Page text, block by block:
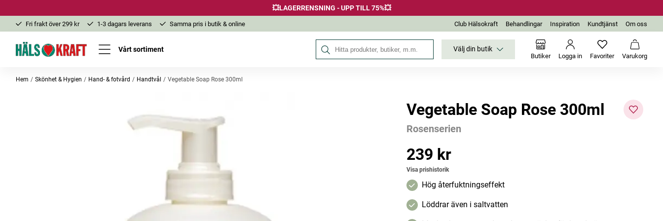
💥LAGERRENSNING - UPP TILL 75%💥
Fri frakt över 299 kr 1-3 dagars leverans Samma pris i butik & online Club Hälsokraft Behandlingar Inspiration Kundtjänst Om oss
Vårt sortiment Sök på Hälsokraft Välj din butik
Butiker Logga in FavoriterInga favoriter
Varukorg
Hem Skönhet & Hygien Hand- & fotvård Handtvål Vegetable Soap Rose 300ml
Andra köpte ocksåVegetable Soap Rose 300ml
Rosenserien
Pris:239 kr
239 kr
Visa prishistorik
Hög återfuktningseffekt
Löddrar även i saltvatten